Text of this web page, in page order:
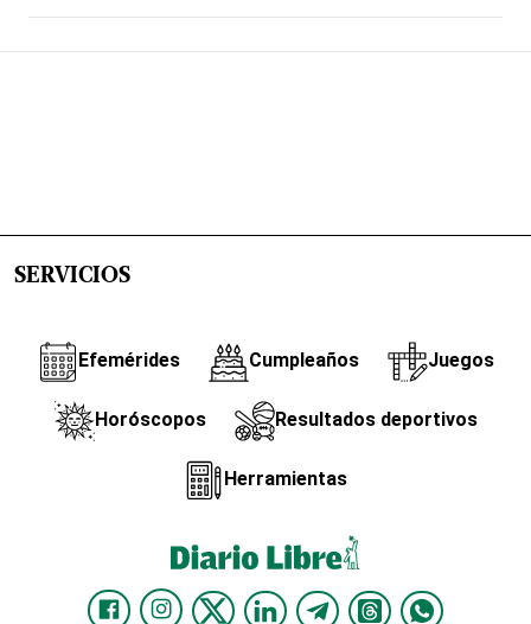
SERVICIOS
Efemérides Cumpleaños Juegos
Horóscopos Resultados deportivos
Herramientas